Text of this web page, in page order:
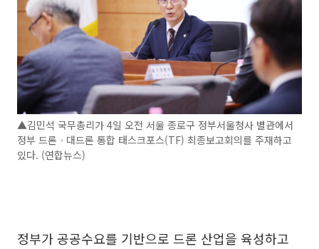
▲김민석 국무총리가 4일 오전 서울 종로구 정부서울청사 별관에서
정부 드론ㆍ대드론 통합 태스크포스(TF) 최종보고회의를 주재하고
있다. (연합뉴스)
정부가 공공수요를 기반으로 드론 산업을 육성하고